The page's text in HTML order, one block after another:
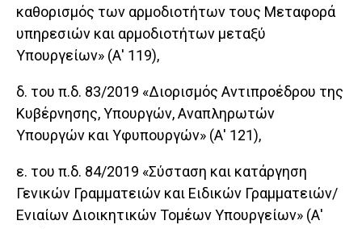
καθορισμός των αρμοδιοτήτων τους Μεταφορά
υπηρεσιών και αρμοδιοτήτων μεταξύ
Υπουργείων» (Α' 119),
δ. του π.δ. 83/2019 «Διορισμός Αντιπροέδρου της
Κυβέρνησης, Υπουργών, Αναπληρωτών
Υπουργών και Υφυπουργών» (Α' 121),
ε. του π.δ. 84/2019 «Σύσταση και κατάργηση
Γενικών Γραμματειών και Ειδικών Γραμματειών/
Ενιαίων Διοικητικών Τομέων Υπουργείων» (Α'